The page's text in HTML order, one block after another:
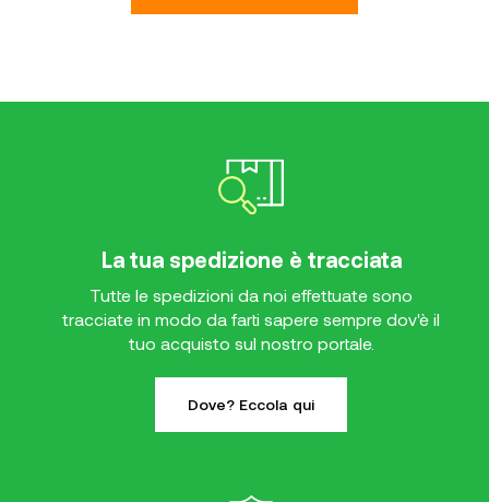
La tua spedizione è tracciata
Tutte le spedizioni da noi effettuate sono
tracciate in modo da farti sapere sempre dov'è il
tuo acquisto sul nostro portale.
Dove? Eccola qui